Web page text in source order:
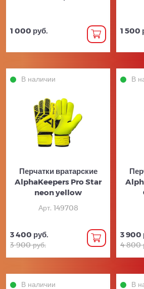
1 000 руб. 1 500
В наличии
Перчатки вратарские
AlphaKeepers Pro Star
neon yellow
Арт. 149708
3 400 руб.
3 900 руб.
В
3 900
4 800
В наличии В